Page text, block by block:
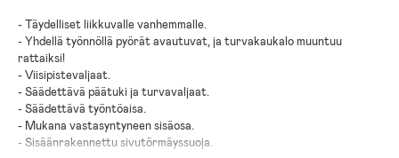
- Täydelliset liikkuvalle vanhemmalle.
- Yhdellä työnnöllä pyörät avautuvat, ja turvakaukalo muuntuu
rattaiksi!
- Viisipistevaljaat.
- Säädettävä päätuki ja turvavaljaat.
- Säädettävä työntöaisa.
- Mukana vastasyntyneen sisäosa.
- Sisäänrakennettu sivutörmäyssuoja.